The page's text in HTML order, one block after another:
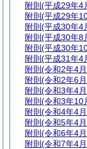
附則 (平成29年4
附則 (平成29年
附則 (平成30年4
附則 (平成30年8
附則 (平成30年
附則 (平成31年4
附則 (令和2年4
附則 (令和2年6
附則 (令和3年4
附則 (令和3年10
附則 (令和4年4
附則 (令和5年4
附則 (令和6年4
附則 (令和7年4